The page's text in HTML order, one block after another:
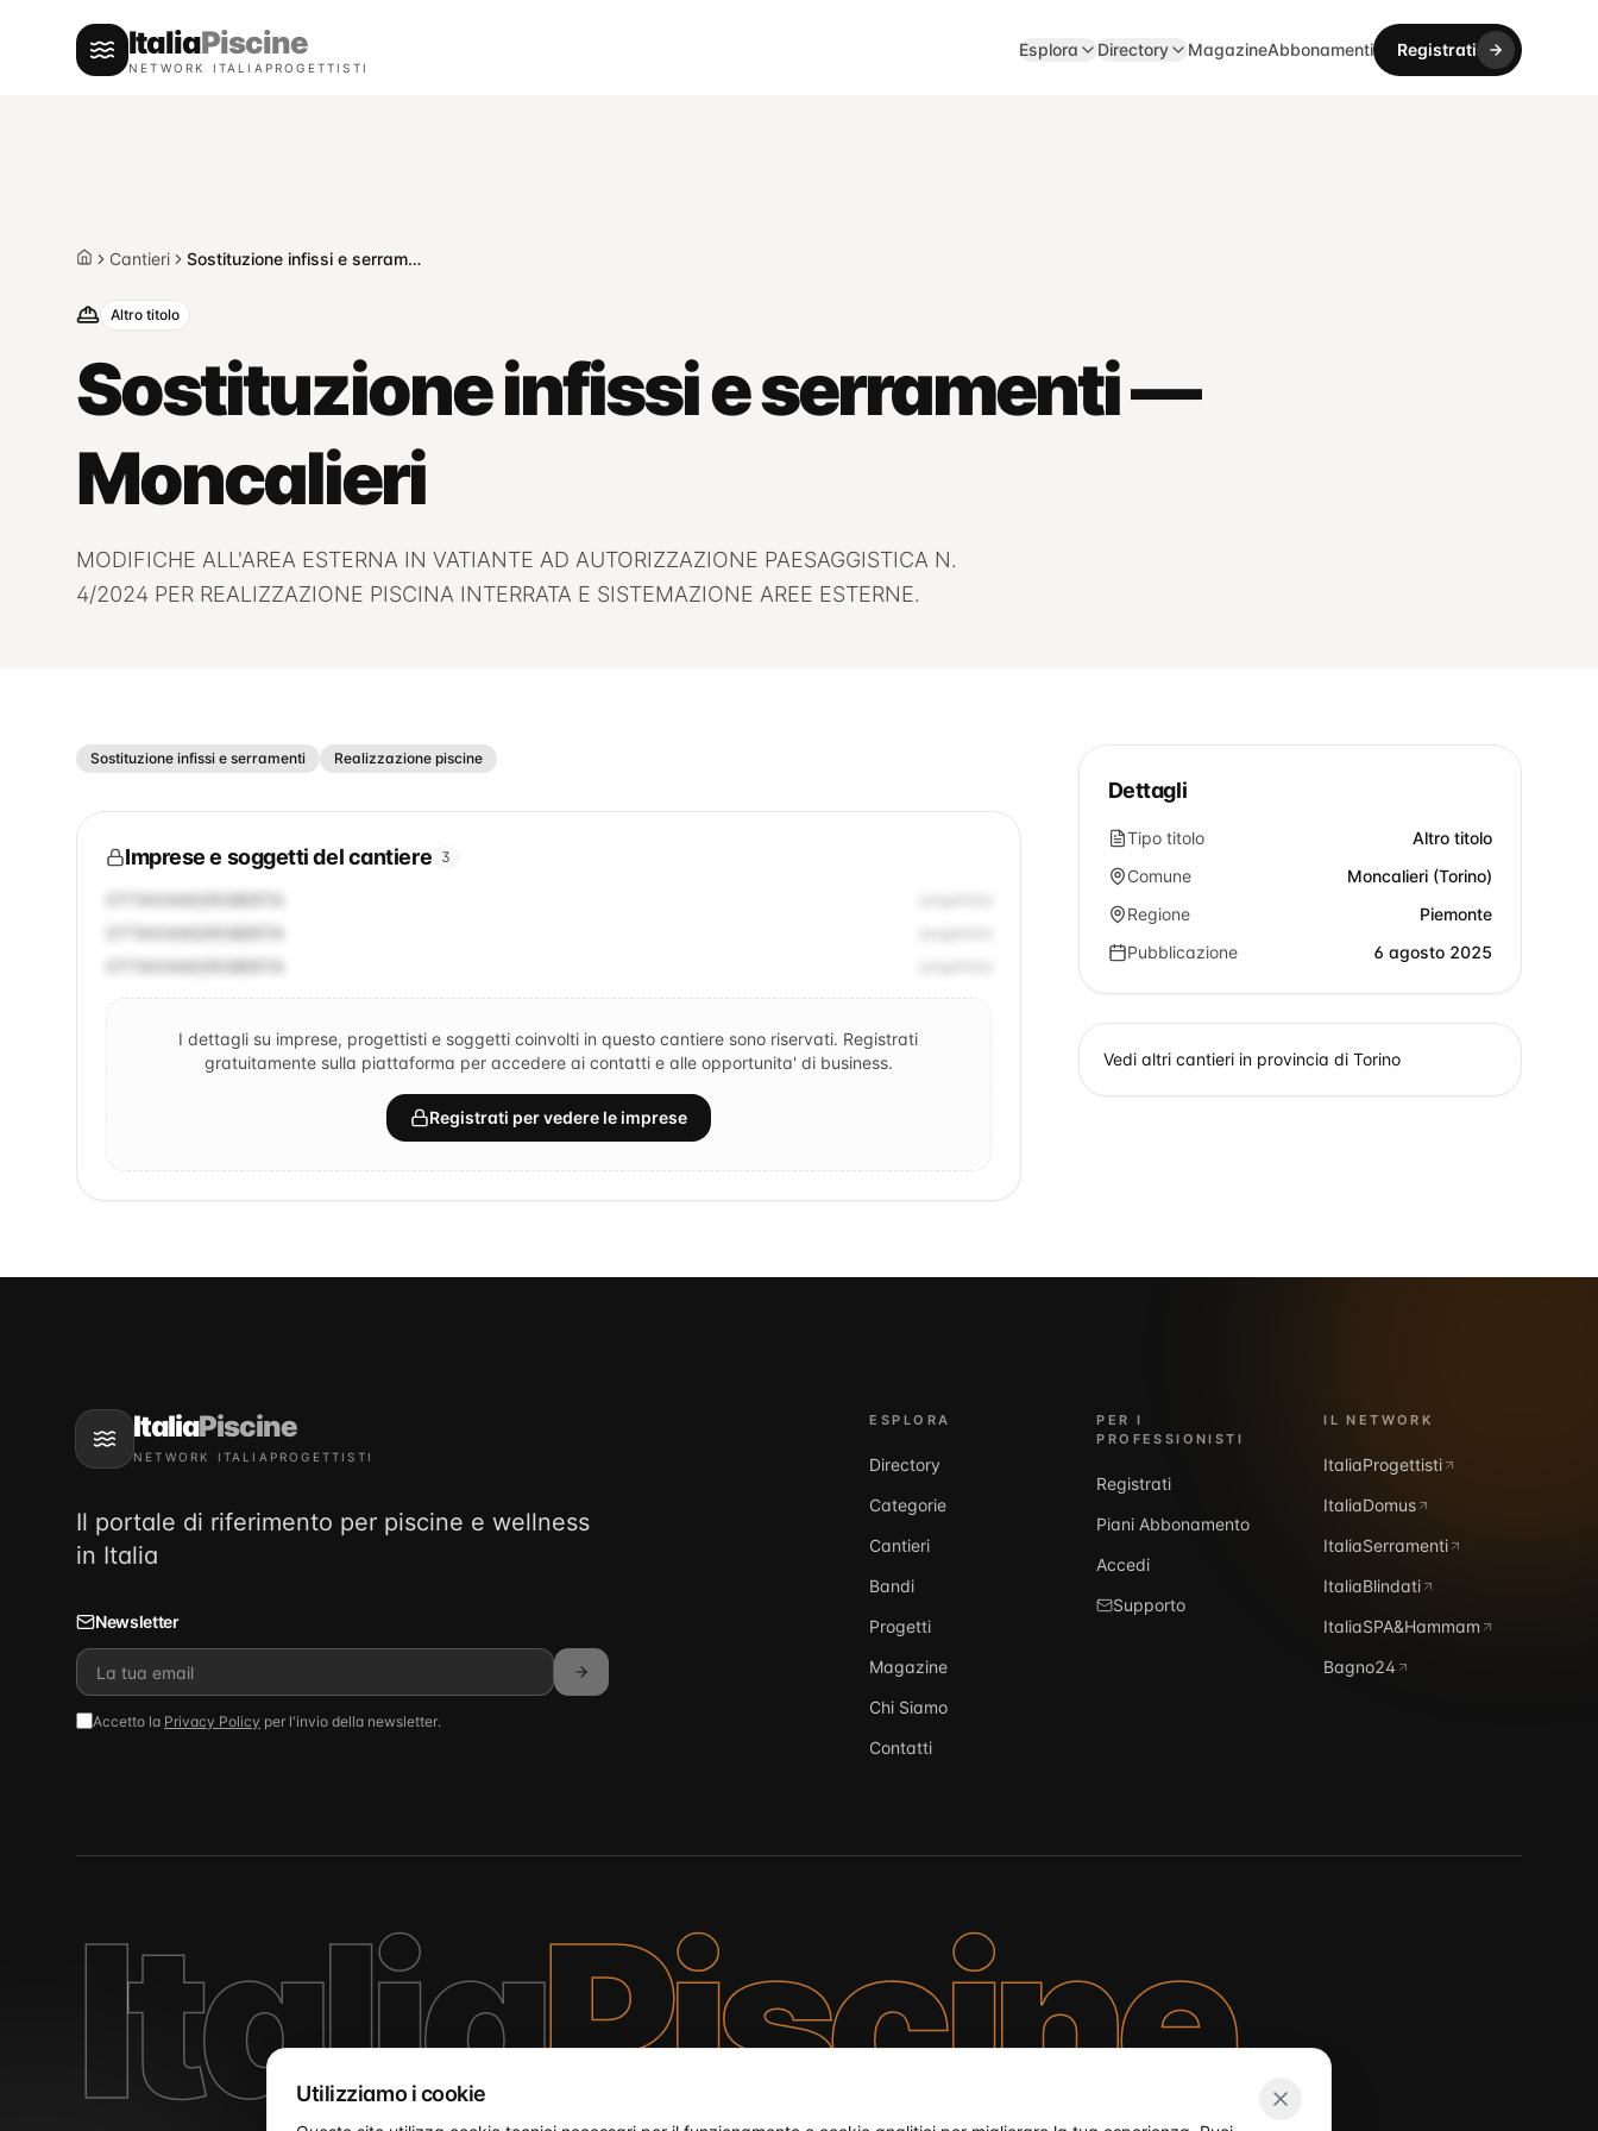
ItaliaPiscine
NETWORK ITALIAPROGETTISTI
Esplora Directory MagazineAbbonamenti Registrati
HomeCantieri Sostituzione infissi e serramenti — Moncalieri
Altro titolo
Sostituzione infissi e serramenti —
Moncalieri
MODIFICHE ALL'AREA ESTERNA IN VATIANTE AD AUTORIZZAZIONE PAESAGGISTICA N.
4/2024 PER REALIZZAZIONE PISCINA INTERRATA E SISTEMAZIONE AREE ESTERNE.
Sostituzione infissi e serramenti Realizzazione piscine
Imprese e soggetti del cantiere 3
OTTAVIANO/ROBERTA
OTTAVIANO/ROBERTA
I dettagli su imprese, progettisti e soggetti coinvolti in questo cantiere sono riservati. Registrati
gratuitamente sulla piattaforma per accedere ai contatti e alle opportunita' di business.
Registrati per vedere le imprese
Dettagli
Tipo titolo
Altro titolo
Comune
Moncalieri (Torino)
Regione
Piemonte
Pubblicazione
6 agosto 2025
Vedi altri cantieri in provincia di Torino
ItaliaPiscine
NETWORK ITALIAPROGETTISTI
Il portale di riferimento per piscine e wellness
in Italia
Newsletter
Accetto la Privacy Policy per l'invio della newsletter.
ESPLORA
Directory
Categorie
Cantieri
Bandi
Progetti
Magazine
Chi Siamo
Contatti
PER I
PROFESSIONISTI
Registrati
Piani Abbonamento
Accedi
Supporto
IL NETWORK
ItaliaProgettisti
ItaliaDomus
ItaliaSerramenti
ItaliaBlindati
ItaliaSPA&Hammam
Bagno24
ItaliaPiscine
Utilizziamo i cookie